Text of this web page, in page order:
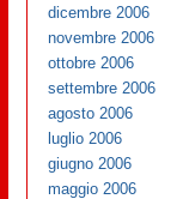
dicembre 2006
novembre 2006
ottobre 2006
settembre 2006
agosto 2006
luglio 2006
giugno 2006
maggio 2006